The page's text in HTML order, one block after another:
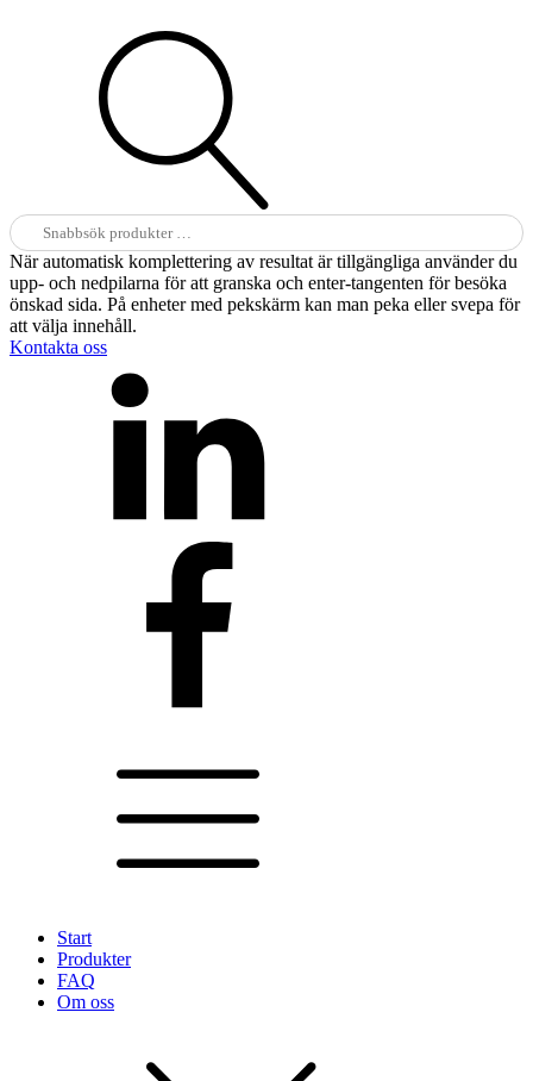
Sök
efter:
När automatisk komplettering av resultat är tillgängliga använder du
upp- och nedpilarna för att granska och enter-tangenten för besöka
önskad sida. På enheter med pekskärm kan man peka eller svepa för
att välja innehåll.
Kontakta oss
Start
Produkter
FAQ
Om oss